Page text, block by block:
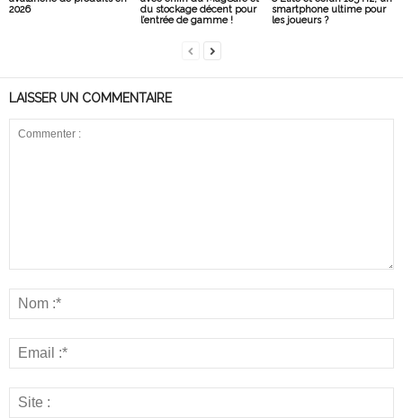
2026
du stockage décent pour
l’entrée de gamme !
smartphone ultime pour
les joueurs ?
LAISSER UN COMMENTAIRE